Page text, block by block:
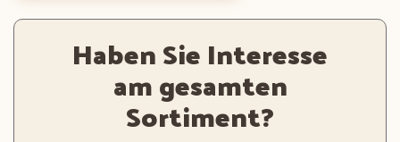
Haben Sie Interesse
am gesamten
Sortiment?